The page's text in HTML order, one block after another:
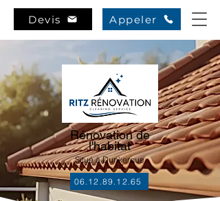
Devis Appeler
Rénovation de
l'habitat
Situé à Dunkerque
06.12.89.12.65